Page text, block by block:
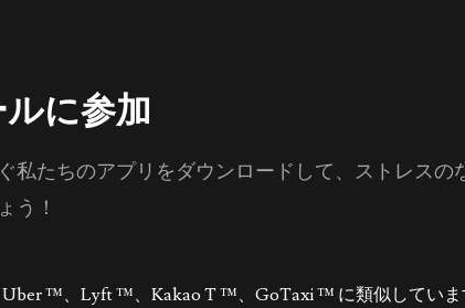
に参加
たちのアプリをダウンロードして、ストレスの
う！
™、Lyft ™、Kakao T ™、GoTaxi ™ に類似していま